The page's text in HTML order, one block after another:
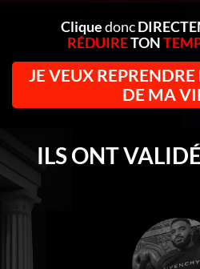
Cliquedonc
RÉDUIRETON
JE VEUX
DE MA
ILS ONT VALIDÉ